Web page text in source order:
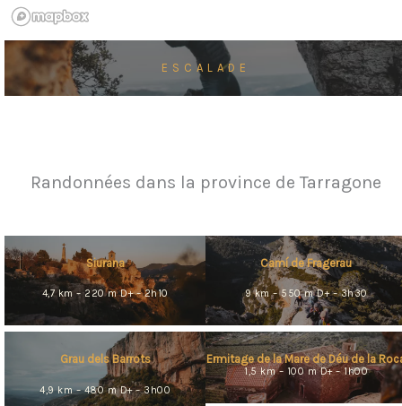
ESCALADE
Randonnées dans la province de Tarragone
Siurana
4,7 km – 220 m D+ – 2h10
Grau dels Barrots
4,9 km – 480 m D+ – 3h00
Camí de Fragerau
9 km – 550 m D+ – 3h30
Ermitage de la Mare de Déu de la
1,5 km – 100 m D+ – 1h00